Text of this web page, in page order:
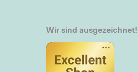
Wir sind ausgezeichnet!